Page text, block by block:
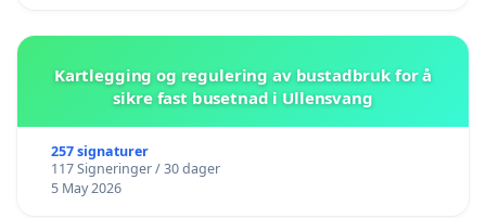
Kartlegging og regulering av bustadbruk for å
sikre fast busetnad i Ullensvang
257 signaturer
117 Signeringer / 30 dager
5 May 2026